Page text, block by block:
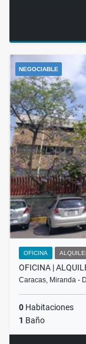
NEGOCIABLE
OFICINA
OFICINA |
Caracas, Miranda -
0 Habitaciones
1 Baño